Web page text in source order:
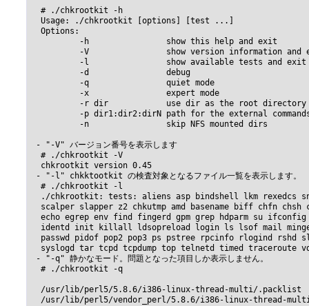
  # ./chkrootkit -h
  Usage: ./chkrootkit [options] [test ...]
  Options:
          -h                show this help and exit
-V                show version information and
          -l                show available tests and exit
          -d                debug
          -q                quiet mode
          -x                expert mode
          -r dir            use dir as the root directory
-p dir1:dir2:dirN path for the external
          -n                skip NFS mounted dirs
- "-V" バージョン番号を表示します
  # ./chkrootkit -V
  chkrootkit version 0.45
- "-l" chkktootkit の検査対象となるファイル一覧を表示します。
  # ./chkrootkit -l
./chkrootkit: tests: aliens asp bindshell lkm rexedcs
scalper slapper z2 chkutmp amd basename biff chfn chsh
echo egrep env find fingerd gpm grep hdparm su
identd init killall ldsopreload login ls lsof mail
passwd pidof pop2 pop3 ps pstree rpcinfo rlogind rshd
syslogd tar tcpd tcpdump top telnetd timed traceroute
- "-q" 静かなモード。問題となった項目しか表示しません。
  # ./chkrootkit -q
  /usr/lib/perl5/5.8.6/i386-linux-thread-multi/.packlist
/usr/lib/perl5/vendor_perl/5.8.6/i386-linux-thread-